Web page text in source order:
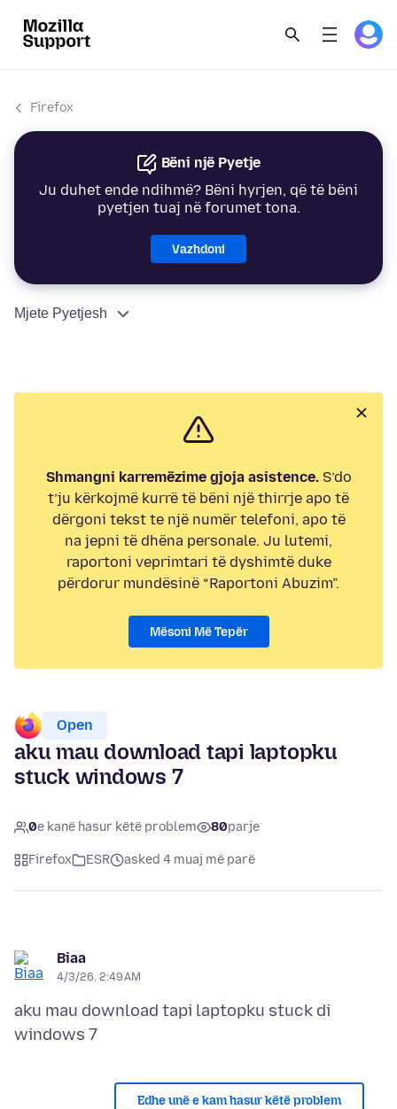
Firefox
Bëni një Pyetje
Ju duhet ende ndihmë? Bëni hyrjen, që të bëni
pyetjen tuaj në forumet tona.
Vazhdoni
Mjete Pyetjesh
Shmangni karremëzime gjoja asistence.S’do
t’ju kërkojmë kurrë të bëni një thirrje apo të
dërgoni tekst te një numër telefoni, apo të
na jepni të dhëna personale. Ju lutemi,
raportoni veprimtari të dyshimtë duke
përdorur mundësinë “Raportoni Abuzim”.
Mësoni Më Tepër
Open
aku mau download tapi laptopku
stuck windows 7
0e kanë hasur këtë problem 80parje
Firefox ESR asked 4 muaj më parë
Biaa
4/3/26, 2:49 AM
aku mau download tapi laptopku stuck di
Edhe unë e kam hasur këtë problem